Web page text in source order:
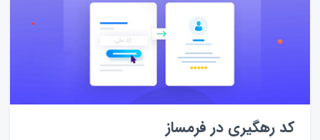
کد رهگیری در فرمساز